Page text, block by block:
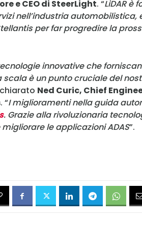
e CEO di SteerLight. “LiDAR è
nell’industria automobilistica,
per far progredire la
innovative che
scala è un punto cruciale del
Ned Curic, Chief
. “I miglioramenti nella guida
. Grazie alla rivoluzionaria
le applicazioni ADAS”.